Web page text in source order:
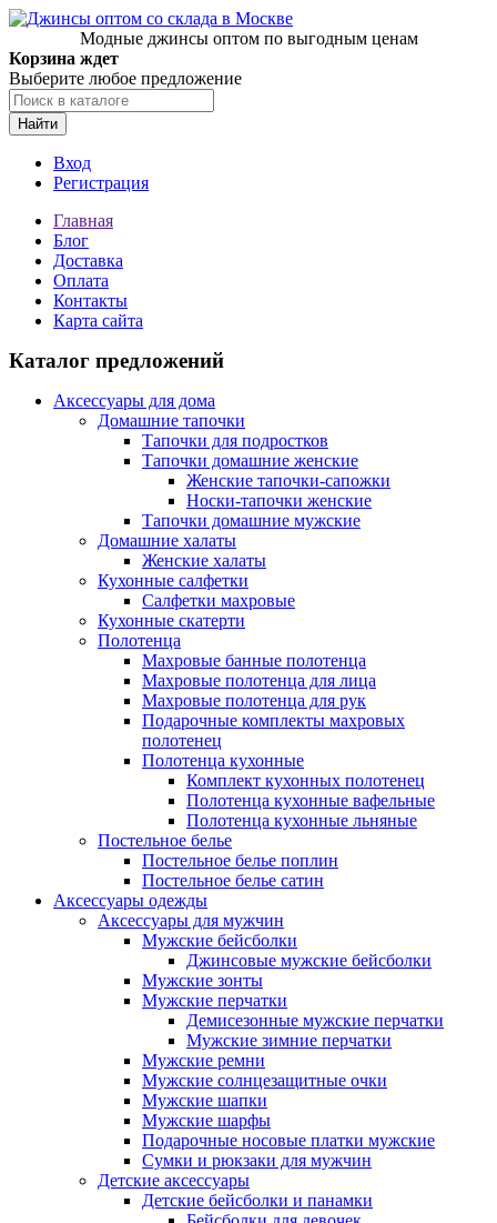
Модные джинсы оптом по выгодным ценам
Корзина ждет
Выберите любое предложение
Найти
Вход
Регистрация
Главная
Блог
Доставка
Оплата
Контакты
Карта сайта
Каталог предложений
Аксессуары для дома
Домашние тапочки
Тапочки для подростков
Тапочки домашние женские
Женские тапочки-сапожки
Носки-тапочки женские
Тапочки домашние мужские
Домашние халаты
Женские халаты
Кухонные салфетки
Салфетки махровые
Кухонные скатерти
Полотенца
Махровые банные полотенца
Махровые полотенца для лица
Махровые полотенца для рук
Подарочные комплекты махровых
полотенец
Полотенца кухонные
Комплект кухонных полотенец
Полотенца кухонные вафельные
Полотенца кухонные льняные
Постельное белье
Постельное белье поплин
Постельное белье сатин
Аксессуары одежды
Аксессуары для мужчин
Мужские бейсболки
Джинсовые мужские бейсболки
Мужские зонты
Мужские перчатки
Демисезонные мужские перчатки
Мужские зимние перчатки
Мужские ремни
Мужские солнцезащитные очки
Мужские шапки
Мужские шарфы
Подарочные носовые платки мужские
Сумки и рюкзаки для мужчин
Детские аксессуары
Детские бейсболки и панамки